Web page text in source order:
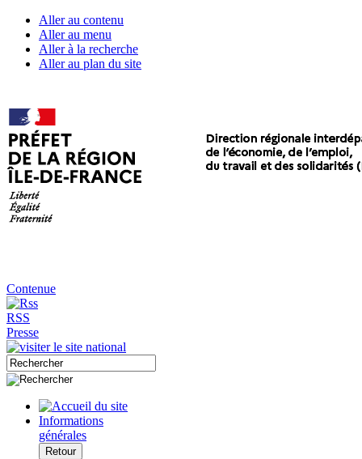
Aller au contenu
Aller au menu
Aller à la recherche
Aller au plan du site
Contenue
RSS
Presse
Informations
générales
Retour